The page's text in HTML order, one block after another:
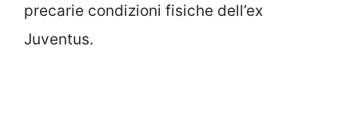
precarie condizioni fisiche dell’ex
Juventus.